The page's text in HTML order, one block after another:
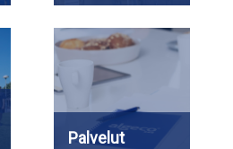
Palvelut